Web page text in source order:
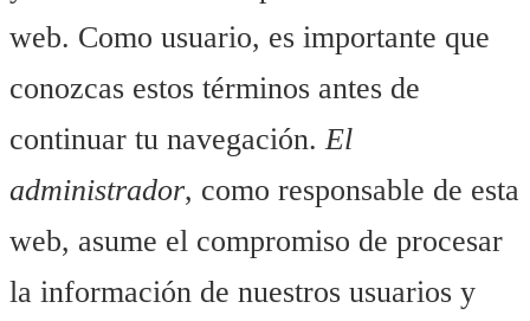
web. Como usuario, es importante que
conozcas estos términos antes de
continuar tu navegación.El
administrador, como responsable de esta
web, asume el compromiso de procesar
la información de nuestros usuarios y